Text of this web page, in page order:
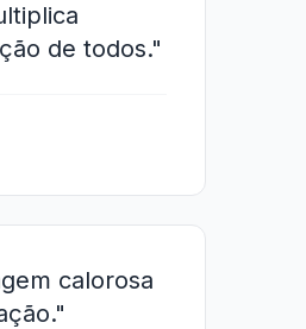
de todos."
calorosa